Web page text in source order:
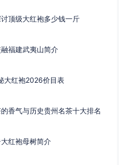
顶级大红袍多少钱一斤
福建武夷山简介
大红袍2026价目表
香气与历史贵州名茶十大排名
红袍母树简介